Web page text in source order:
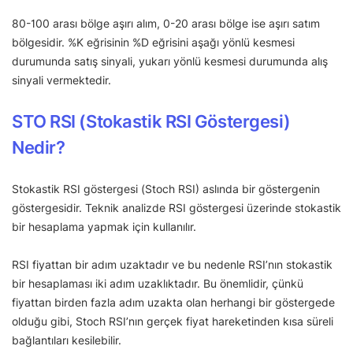
80-100 arası bölge aşırı alım, 0-20 arası bölge ise aşırı satım
bölgesidir. %K eğrisinin %D eğrisini aşağı yönlü kesmesi
durumunda satış sinyali, yukarı yönlü kesmesi durumunda alış
sinyali vermektedir.
STO RSI (Stokastik RSI Göstergesi)
Nedir?
Stokastik RSI göstergesi (Stoch RSI) aslında bir göstergenin
göstergesidir. Teknik analizde RSI göstergesi üzerinde stokastik
bir hesaplama yapmak için kullanılır.
RSI fiyattan bir adım uzaktadır ve bu nedenle RSI’nın stokastik
bir hesaplaması iki adım uzaklıktadır. Bu önemlidir, çünkü
fiyattan birden fazla adım uzakta olan herhangi bir göstergede
olduğu gibi, Stoch RSI’nın gerçek fiyat hareketinden kısa süreli
bağlantıları kesilebilir.